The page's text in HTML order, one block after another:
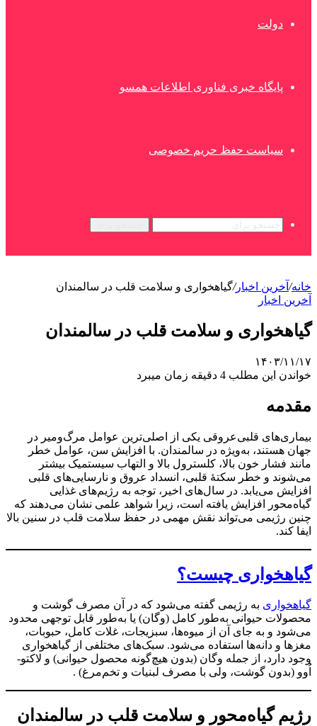
دولت
پایگاه خبری فناوری اطلاعات همسو
سیاست حفظ حریم خصوصی
خانه/ آخرین اخبار/گیاهخواری و سلامت قلب در سالمندان
آخرین اخبار
گیاهخواری و سلامت قلب در سالمندان
۱۴۰۳/۱۱/۱۷
خواندن این مطلب 4 دقیقه زمان میبرد
مقدمه
بیماری‌های قلبی‌عروقی یکی از اصلی‌ترین عوامل مرگ‌ومیر در
جهان هستند، به‌ویژه در سالمندان. با افزایش سن، عوامل خطر
مانند فشار خون بالا، کلسترول بالا و التهاب سیستمیک بیشتر
می‌شوند و خطر سکتهٔ قلبی، انسداد عروق و نارسایی‌های قلبی
افزایش می‌یابد. در سال‌های اخیر، توجه به رژیم‌های غذایی
گیاه‌محور افزایش یافته است، زیرا شواهد علمی نشان می‌دهند که
چنین رژیمی می‌تواند نقش مهمی در حفظ سلامت قلب در سنین بالا
ایفا کند.
گیاهخواری چیست؟
گیاهخواری به رژیمی گفته می‌شود که در آن مصرف گوشت و
محصولات حیوانی به‌طور کامل (وگان) یا به‌طور قابل توجهی محدود
می‌شود و به جای آن از میوه‌ها، سبزیجات، غلات کامل، حبوبات،
مغزها و دانه‌ها استفاده می‌شود. سبک‌های مختلفی از گیاهخواری
وجود دارد، از جمله وگان (بدون هیچ‌گونه محصول حیوانی) و لاکتو-
اُوو (بدون گوشت، ولی با مصرف لبنیات و تخم‌مرغ) .
رژیم گیاه‌محور و سلامت قلب در سالمندان